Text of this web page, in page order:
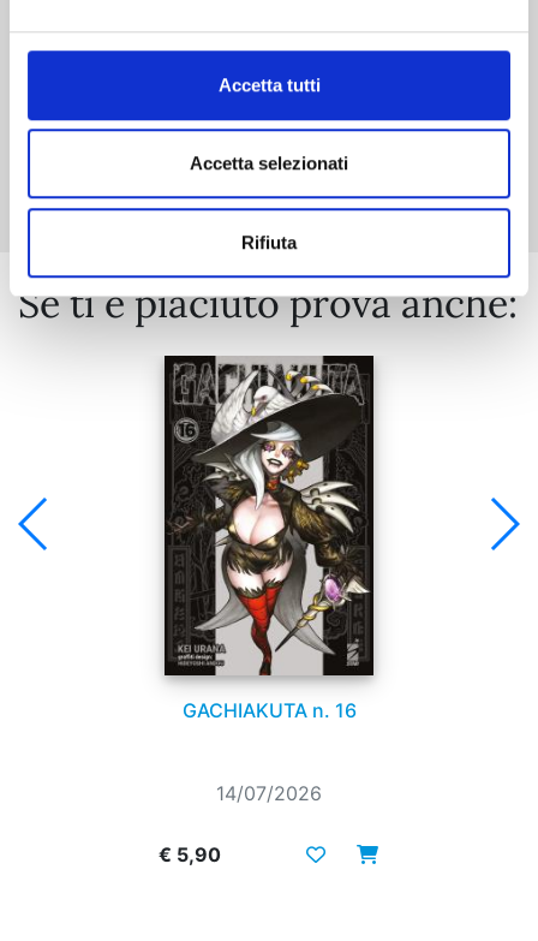
Accetta tutti
Accetta selezionati
Rifiuta
Mostra tutto
Se ti è piaciuto prova anche:
GACHIAKUTA n. 16
14/07/2026
€ 5,90